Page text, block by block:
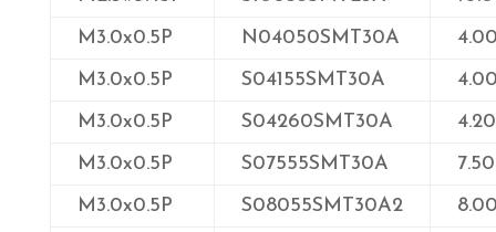
M3.0x0.5P
N04050SMT30A
M3.0x0.5P
S04155SMT30A
M3.0x0.5P
S04260SMT30A
4.20
M3.0x0.5P
S07555SMT30A
7.50
M3.0x0.5P
S08055SMT30A2